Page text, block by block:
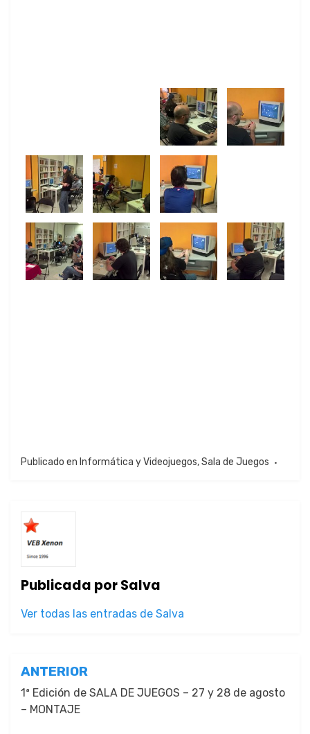
Publicado en Informática y Videojuegos,Sala de Juegos
Publicada porSalva
Ver todas las entradas de Salva
Navegación
de
entradas
ANTERIOR
1ª Edición de SALA DE JUEGOS – 27 y 28 de agosto
– MONTAJE